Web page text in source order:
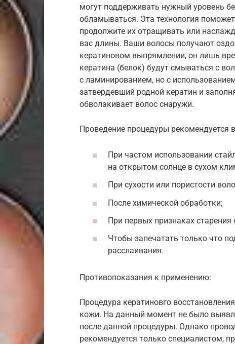
могут поддерживать нужный уровень
обламываться. Эта технология
продолжите их отращивать или
вас длины. Ваши волосы получают
кератиновом выпрямлении, он лишь
кератина (белок) будут смываться с
с ламинированием, но с
затвердевший родной кератин и
обволакивает волос снаружи.
Проведение процедуры рекомендуется
При частом использовании
на открытом солнце в сухом
При сухости или пористости
После химической обработки;
При первых признаках старения
Чтобы запечатать только что
расслаивания.
Противопоказания к применению:
Процедура кератиновго
кожи. На данный момент не было
после данной процедуры. Однако
рекомендуется только специалистом,